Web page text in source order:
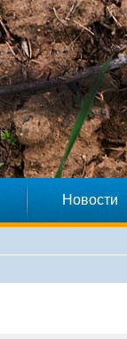
Новости